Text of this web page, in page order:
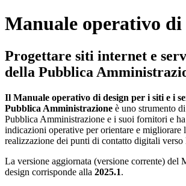
Manuale operativo di
Progettare siti internet e
della Pubblica
Il Manuale operativo di design per i siti e i
Pubblica Amministrazione è uno strumento
Pubblica Amministrazione e i suoi fornitori e
indicazioni operative per orientare e migliorare
realizzazione dei punti di contatto digitali verso
La versione aggiornata (versione corrente) del
design corrisponde alla 2025.1.